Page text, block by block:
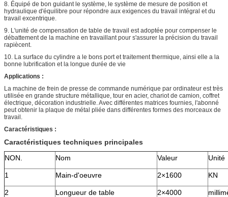
8. Équipé de bon guidant le système, le système de mesure de position et
hydraulique d'équilibre pour répondre aux exigences du travail intégral et du
travail excentrique.
9. L'unité de compensation de table de travail est adoptée pour compenser le
débattement de la machine en travaillant pour s'assurer la précision du travail
rapiècent.
10. La surface du cylindre a le bons port et traitement thermique, ainsi elle a la
bonne lubrification et la longue durée de vie
Applications :
La machine de frein de presse de commande numérique par ordinateur est très
utilisée en grande structure métallique, tour en acier, chariot de camion, coffret
électrique, décoration industrielle. Avec différentes matrices fournies, l'abonné
peut obtenir la plaque de métal pliée dans différentes formes des morceaux de
travail.
Caractéristiques :
Caractéristiques techniques principales
NON.
Nom Valeur Unité
1 Main-d'oeuvre 2×1600 KN
2 Longueur de table 2×4000